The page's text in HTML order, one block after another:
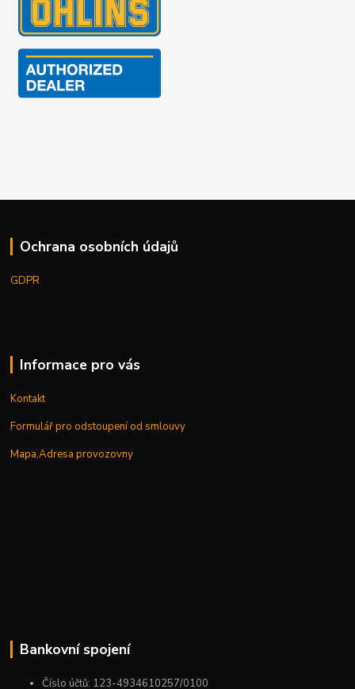
Ochrana osobních údajů
GDPR
Informace pro vás
Kontakt
Formulář pro odstoupení od smlouvy
Mapa,Adresa provozovny
Bankovní spojení
Číslo účtů: 123-4934610257/0100